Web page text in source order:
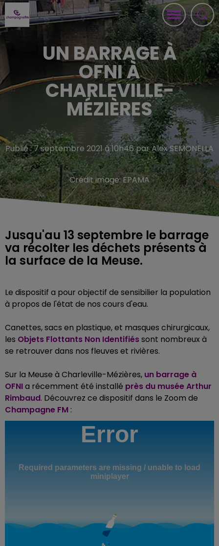
UN BARRAGE À
OFNI À
CHARLEVILLE-
MÉZIÈRES
Publié : 7 septembre 2021 à 10h46 par Alex SEMONELLA
Crédit image:EPAMA
Jusqu'au 13 septembre le barrage
va récolter les déchets présents à
la surface de la Meuse.
Le dispositif a pour objectif de sensibilier la population
à propos de l'état de nos cours d'eau.
Canettes, sacs en plastique, et masques chirurgicaux,
les Objets Flottants Non Identifiéssont nombreux à
se retrouver dans nos fleuves et rivières.
Sur la Meuse à Charleville-Mézières, un barrage à
OFNIa récemment été installé près du musée Arthur
Rimbaud. Découvrez ce dispositif dans le Zoom de
Champagne FM :